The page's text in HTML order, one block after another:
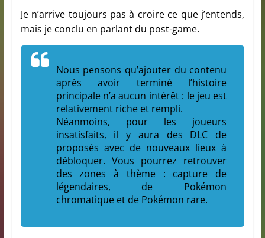
Je n’arrive toujours pas à croire ce que j’entends,
mais je conclu en parlant du post-game.
Nous pensons qu’ajouter du contenu
après avoir terminé l’histoire
principale n’a aucun intérêt : le jeu est
relativement riche et rempli.
Néanmoins, pour les joueurs
insatisfaits, il y aura des DLC de
proposés avec de nouveaux lieux à
débloquer. Vous pourrez retrouver
des zones à thème : capture de
légendaires, de Pokémon
chromatique et de Pokémon rare.